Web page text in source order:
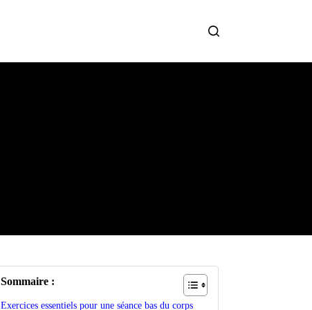
Sommaire :
Exercices essentiels pour une séance bas du corps